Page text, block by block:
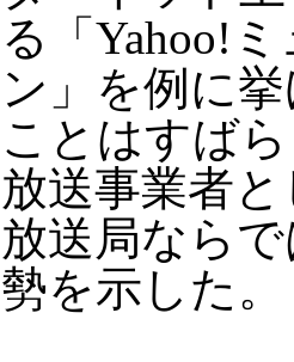
る「Yahoo!
ン」を例に
ことはすば
放送事業者
放送局なら
勢を示した。